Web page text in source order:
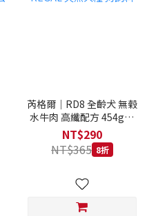
芮格爾｜RD8 全齡犬 無榖
水牛肉 高纖配方 454g｜
REGAL 天然犬糧 狗飼料
NT$290
NT$365 8折